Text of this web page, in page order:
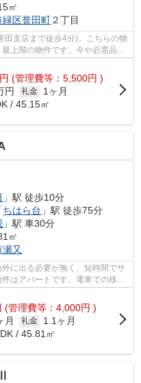
㎡
緑区誉田町２丁目
田支店まで徒歩4分)。こちらの物
上階の物件です。今や必需品と
円 (管理費等：5,500円 )
円 礼金
1ヶ月
/ 45.15㎡
」駅 徒歩10分
ちはら台 」駅 徒歩75分
」駅 車30分
㎡
瀬又
に出る必要が無く、短時間でサ
はアパートです。電車での移動
(管理費等：4,000円 )
月 礼金
1.1ヶ月
/ 45.81㎡